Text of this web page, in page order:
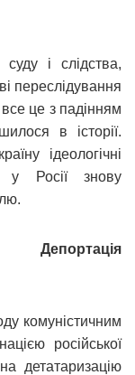
і слідства,
переслідування
це з падінням
в історії.
ідеологічні
у Росії знову
комуністичним
російської
детатаризацію